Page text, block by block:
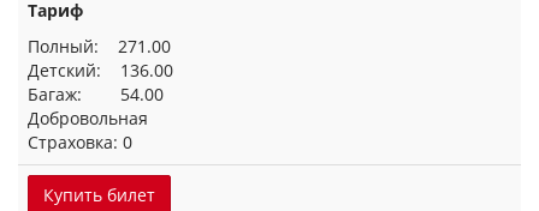
Тариф
Полный: 271.00
Детский: 136.00
Багаж: 54.00
Добровольная
Страховка: 0
Купить билет